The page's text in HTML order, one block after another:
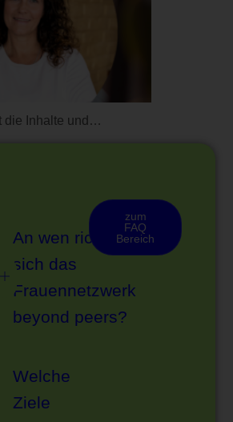
die Inhalte und…
An wen richtet
sich das
Frauennetzwerk
beyond peers?
Welche
Ziele
zum
FAQ
Bereich